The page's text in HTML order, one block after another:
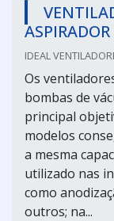
IDEAL
Os
bombas de
principal
modelos
a mesma
utilizado nas
como
outros; na...